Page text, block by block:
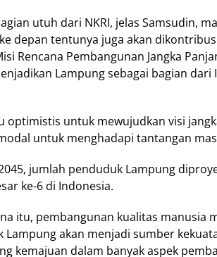
utuh dari NKRI, jelas Samsudin,
depan tentunya juga akan
Rencana Pembangunan Jangka
Lampung sebagai bagian dari
optimistis untuk mewujudkan visi
untuk menghadapi tantangan
jumlah penduduk Lampung
ke-6 di Indonesia.
itu, pembangunan kualitas manusia
Lampung akan menjadi sumber
kemajuan dalam banyak aspek